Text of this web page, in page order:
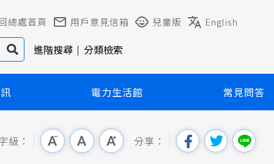
總處首頁 用戶意見信箱 兒童版 English
進階搜尋 分類檢索
電力生活館 常見問答
級： 分享：